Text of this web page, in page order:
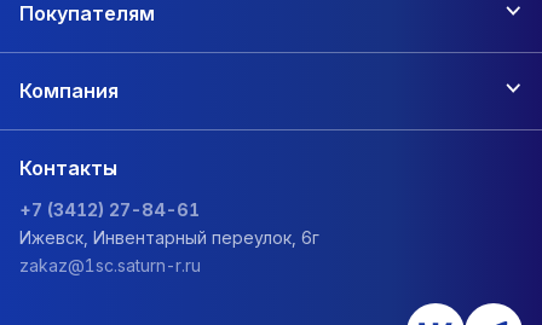
Покупателям
Компания
Контакты
+7 (3412) 27-84-61
Ижевск, Инвентарный переулок, 6г
zakaz@1sc.saturn-r.ru